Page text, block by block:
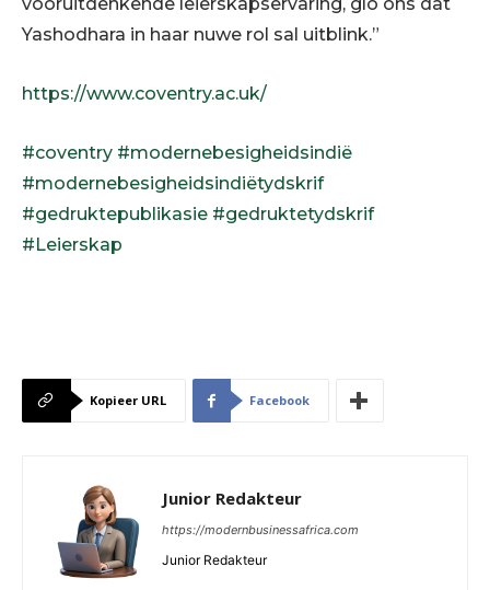
vooruitdenkende leierskapservaring, glo ons dat
Yashodhara in haar nuwe rol sal uitblink.”
https://www.coventry.ac.uk/
#coventry #modernebesigheidsindië
#modernebesigheidsindiëtydskrif
#gedruktepublikasie #gedruktetydskrif
#Leierskap
Kopieer URL Facebook
Junior Redakteur
https://modernbusinessafrica.com
Junior Redakteur